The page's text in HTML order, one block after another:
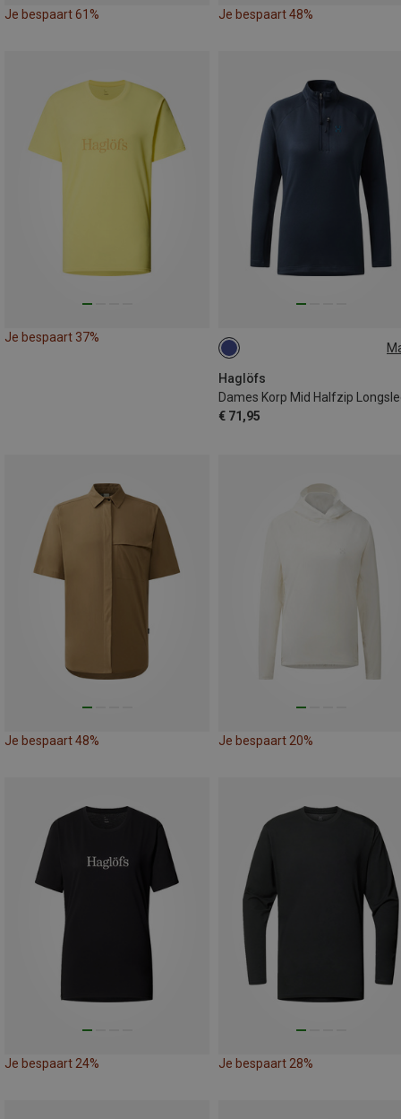
Je bespaart 61% Je bespaart 48%
Je bespaart 37%
Haglöfs
Dames Korp Mid Halfzip
€ 71,95
XS
Je bespaart 48% Je bespaart 20%
Je bespaart 24% Je bespaart 28%